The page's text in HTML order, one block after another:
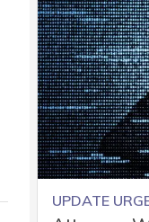
UPDATE